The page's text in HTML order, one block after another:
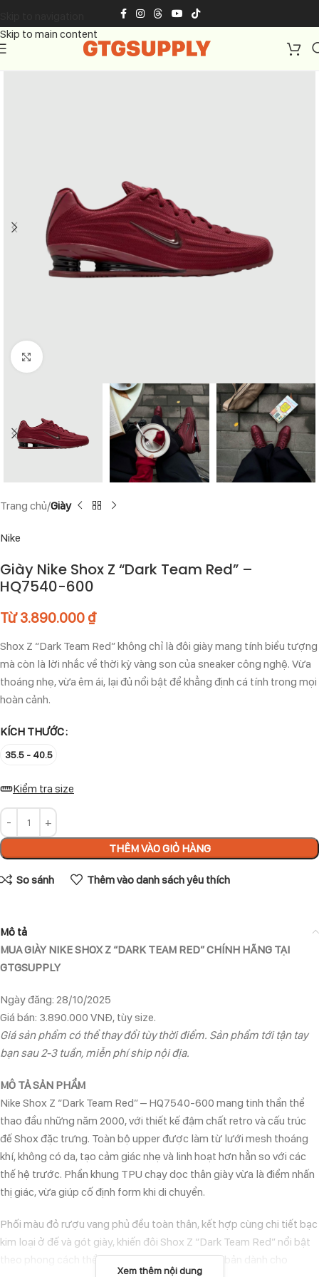
Skip to main content
Click to enlarge
Trang chủ Giày
Nike
Giày Nike Shox Z “Dark Team Red” –
HQ7540-600
Từ3.890.000 ₫
Shox Z “Dark Team Red” không chỉ là đôi giày mang tính biểu tượng
mà còn là lời nhắc về thời kỳ vàng son của sneaker công nghệ. Vừa
thoáng nhẹ, vừa êm ái, lại đủ nổi bật để khẳng định cá tính trong mọi
hoàn cảnh.
KÍCH THƯỚC
35.5 - 40.5
Kiểm tra size
THÊM VÀO GIỎ HÀNG
So sánh Thêm vào danh sách yêu thích
Mô tả
MUA GIÀY NIKE SHOX Z “DARK TEAM RED” CHÍNH HÃNG TẠI
GTGSUPPLY
Ngày đăng: 28/10/2025
Giá bán: 3.890.000 VNĐ, tùy size.
Giá sản phẩm có thể thay đổi tùy thời điểm. Sản phẩm tới tận tay
bạn sau 2-3 tuần, miễn phí ship nội địa.
MÔ TẢ SẢN PHẨM
Nike Shox Z “Dark Team Red” – HQ7540-600 mang tinh thần thể
thao đầu những năm 2000, với thiết kế đậm chất retro và cấu trúc
đế Shox đặc trưng. Toàn bộ upper được làm từ lưới mesh thoáng
khí, không có da, tạo cảm giác nhẹ và linh hoạt hơn hẳn so với các
thế hệ trước. Phần khung TPU chạy dọc thân giày vừa là điểm nhấn
thị giác, vừa giúp cố định form khi di chuyển.
Phối màu đỏ rượu vang phủ đều toàn thân, kết hợp cùng chi tiết bạc
kim loại ở đế và gót giày, khiến đôi Shox Z “Dark Team Red” nổi bật
theo phong cách thể thao hiện đại. Đây là phiên bản dành cho
Xem thêm nội dung